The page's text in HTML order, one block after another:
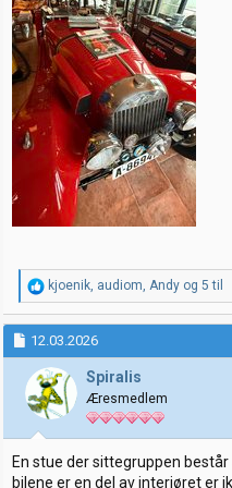
R
e
a
k
s
j
o
n
e
r
:
kjoenik, audiom, Andy og 5 til
12.03.2026
Spiralis
Æresmedlem
En stue der sittegruppen
bilene er en del av interiøret er